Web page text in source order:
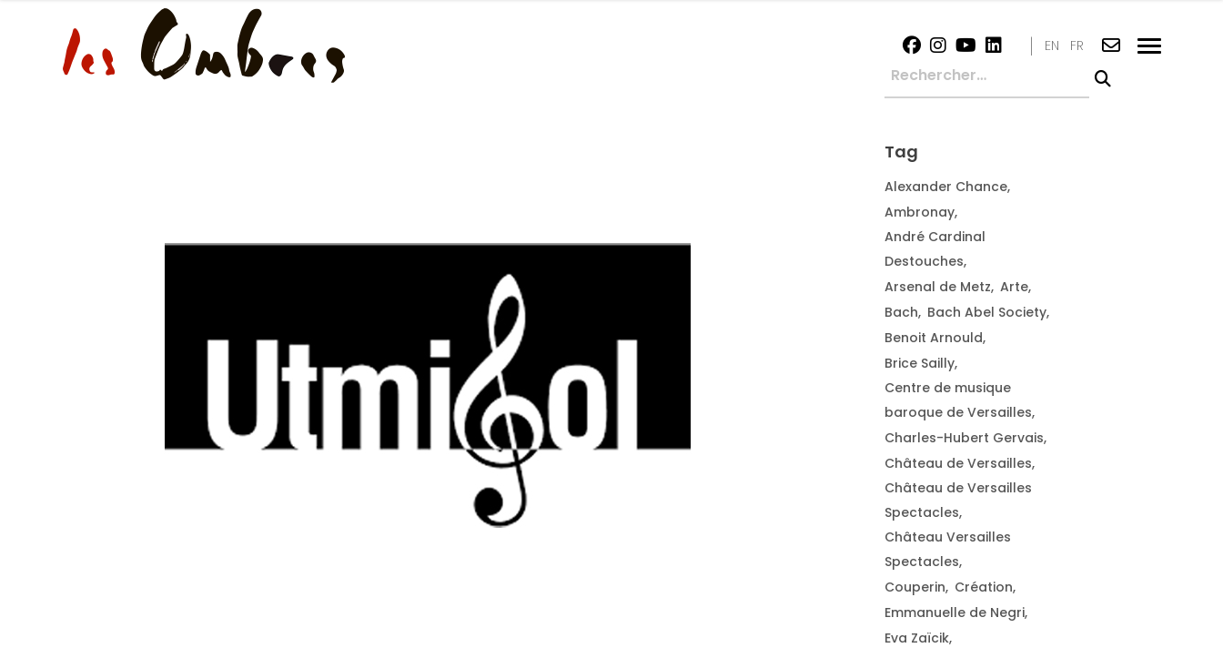
| EN FR
Tag
Alexander Chance
Ambronay
André Cardinal
Destouches
Arsenal de Metz Arte
Bach Bach Abel Society
Benoit Arnould
Brice Sailly
Centre de musique
baroque de Versailles
Charles-Hubert Gervais
Château de Versailles
Château de Versailles
Spectacles
Château Versailles
Spectacles
Couperin Création
Emmanuelle de Negri
Eva Zaïcik